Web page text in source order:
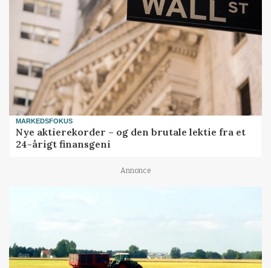
MARKEDSFOKUS
Nye aktierekorder – og den brutale lektie fra et
24-årigt finansgeni
Annonce